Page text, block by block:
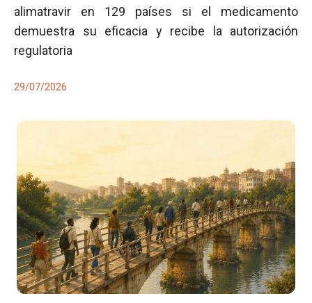
alimatravir en 129 países si el medicamento
demuestra su eficacia y recibe la autorización
regulatoria
29/07/2026